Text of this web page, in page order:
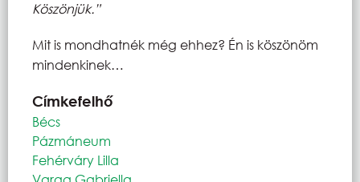
Köszönjük.”
Mit is mondhatnék még ehhez? Én is köszönöm
mindenkinek…
Címkefelhő
Bécs
Pázmáneum
Fehérváry Lilla